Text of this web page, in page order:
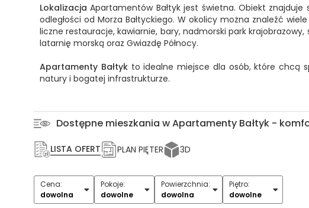
Lokalizacja Apartamentów Bałtyk jest świetna. Obiekt
odległości od Morza Bałtyckiego. W okolicy można znaleźć
liczne restauracje, kawiarnie, bary, nadmorski park
latarnię morską oraz Gwiazdę Północy.
Apartamenty Bałtykto idealne miejsce dla osób, które chcą
natury i bogatej infrastrukturze.
Dostępne mieszkania w Apartamenty Bałtyk -
LISTA OFERT PLAN PIĘTER 3D
Cena:
dowolna
Pokoje:
dowolne
1 2 4 5+
Powierzchnia:
dowolna
Piętro:
dowolne